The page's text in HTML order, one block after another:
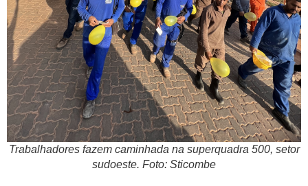
Trabalhadores fazem caminhada na superquadra 500, setor
sudoeste. Foto: Sticombe